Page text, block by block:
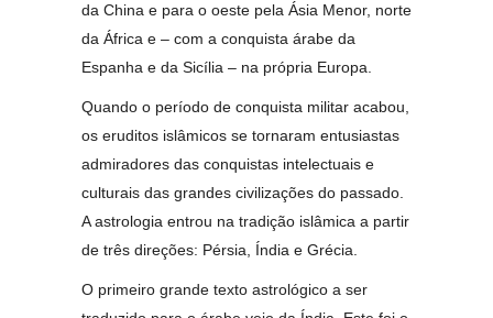
da China e para o oeste pela Ásia Menor, norte
da África e – com a conquista árabe da
Espanha e da Sicília – na própria Europa.
Quando o período de conquista militar acabou,
os eruditos islâmicos se tornaram entusiastas
admiradores das conquistas intelectuais e
culturais das grandes civilizações do passado.
A astrologia entrou na tradição islâmica a partir
de três direções: Pérsia, Índia e Grécia.
O primeiro grande texto astrológico a ser